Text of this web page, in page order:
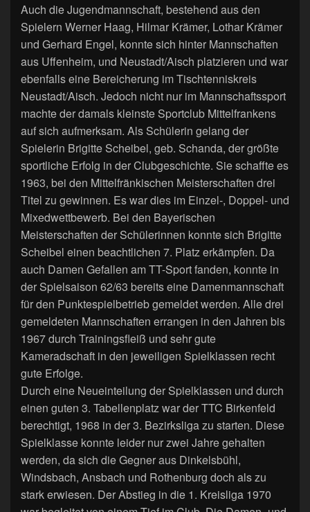
Auch die Jugendmannschaft, bestehend aus den
Spielern Werner Haag, Hilmar Krämer, Lothar Krämer
und Gerhard Engel, konnte sich hinter Mannschaften
aus Uffenheim, und Neustadt/Aisch platzieren und war
ebenfalls eine Bereicherung im Tischtenniskreis
Neustadt/Aisch. Jedoch nicht nur im Mannschaftssport
machte der damals kleinste Sportclub Mittelfrankens
auf sich aufmerksam. Als Schülerin gelang der
Spielerin Brigitte Scheibel, geb. Schanda, der größte
sportliche Erfolg in der Clubgeschichte. Sie schaffte es
1963, bei den Mittelfränkischen Meisterschaften drei
Titel zu gewinnen. Es war dies im Einzel-, Doppel- und
Mixedwettbewerb. Bei den Bayerischen
Meisterschaften der Schülerinnen konnte sich Brigitte
Scheibel einen beachtlichen 7. Platz erkämpfen. Da
auch Damen Gefallen am TT-Sport fanden, konnte in
der Spielsaison 62/63 bereits eine Damenmannschaft
für den Punktespielbetrieb gemeldet werden. Alle drei
gemeldeten Mannschaften errangen in den Jahren bis
1967 durch Trainingsfleiß und sehr gute
Kameradschaft in den jeweiligen Spielklassen recht
gute Erfolge.
Durch eine Neueinteilung der Spielklassen und durch
einen guten 3. Tabellenplatz war der TTC Birkenfeld
berechtigt, 1968 in der 3. Bezirksliga zu starten. Diese
Spielklasse konnte leider nur zwei Jahre gehalten
werden, da sich die Gegner aus Dinkelsbühl,
Windsbach, Ansbach und Rothenburg doch als zu
stark erwiesen. Der Abstieg in die 1. Kreisliga 1970